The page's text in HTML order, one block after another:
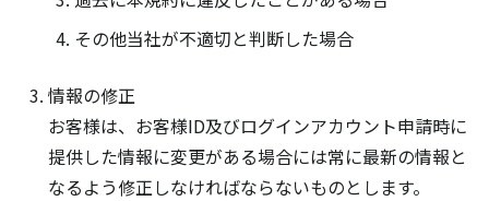
その他当社が不適切と判断した場合
情報の修正
お客様は、お客様ID及びログインアカウント申請時に
提供した情報に変更がある場合には常に最新の情報と
なるよう修正しなければならないものとします。